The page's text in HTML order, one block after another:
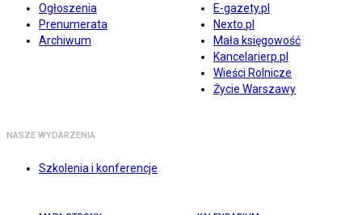
Ogłoszenia
Prenumerata
Archiwum
E-gazety.pl
Nexto.pl
Mała księgowość
Kancelarierp.pl
Wieści Rolnicze
Życie Warszawy
NASZE WYDARZENIA
Szkolenia i konferencje